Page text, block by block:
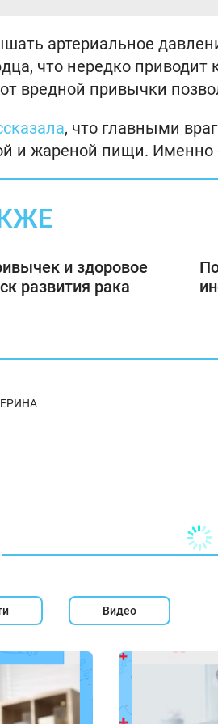
артериальное
что нередко
вредной привычки
, что главными
и жареной пищи. Именно
и здоровое
развития рака
Видео